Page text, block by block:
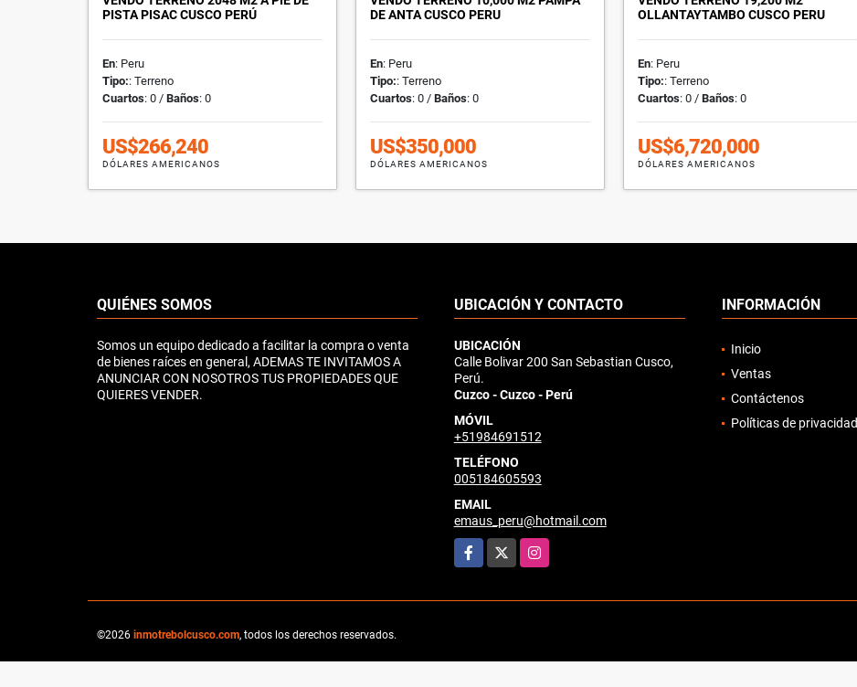
PISTA PISAC CUSCO PERÚ
En: Peru
Tipo:: Terreno
Cuartos: 0 / Baños: 0
US$266,240
DÓLARES AMERICANOS
DE ANTA CUSCO PERU
En: Peru
Tipo:: Terreno
Cuartos: 0 / Baños: 0
US$350,000
DÓLARES AMERICANOS
OLLANTAYTAMBO CUSCO PERU
En: Peru
Tipo:: Terreno
Cuartos: 0 / Baños: 0
US$6,720,000
DÓLARES AMERICANOS
QUIÉNES SOMOS
Somos un equipo dedicado a facilitar la compra o venta
de bienes raíces en general, ADEMAS TE INVITAMOS A
ANUNCIAR CON NOSOTROS TUS PROPIEDADES QUE
QUIERES VENDER.
UBICACIÓN Y CONTACTO
UBICACIÓN
Calle Bolivar 200 San Sebastian Cusco,
Perú.
Cuzco - Cuzco - Perú
MÓVIL
+51984691512
TELÉFONO
005184605593
EMAIL
emaus_peru@hotmail.com
Facebook
Instagram
INFORMACIÓN
Inicio
Ventas
Contáctenos
Políticas de privacidad
©2026 inmotrebolcusco.com, todos los derechos reservados.